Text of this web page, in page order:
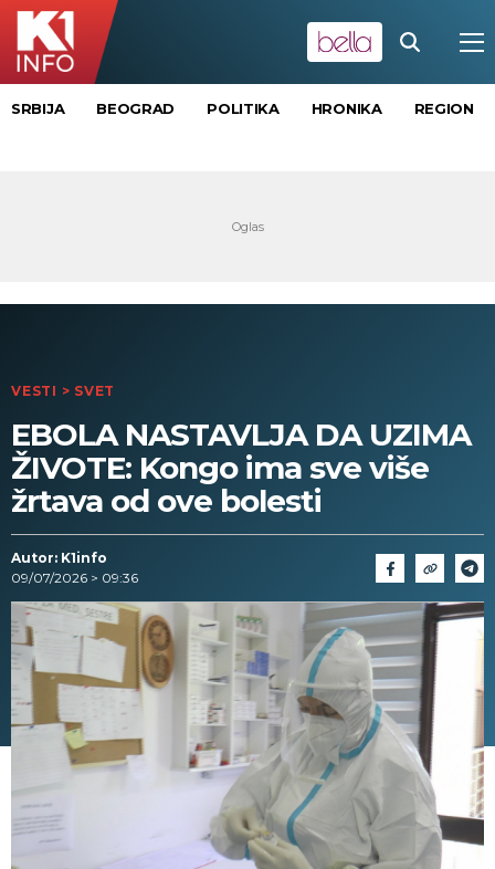
SRBIJA BEOGRAD POLITIKA HRONIKA REGION
VESTI > SVET
EBOLA NASTAVLJA DA UZIMA
ŽIVOTE: Kongo ima sve više
žrtava od ove bolesti
Autor: K1info
09/07/2026 > 09:36